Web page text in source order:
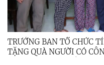
TRƯỞNG BAN TỔ CHỨC
TẶNG QUÀ NGƯỜI CÓ